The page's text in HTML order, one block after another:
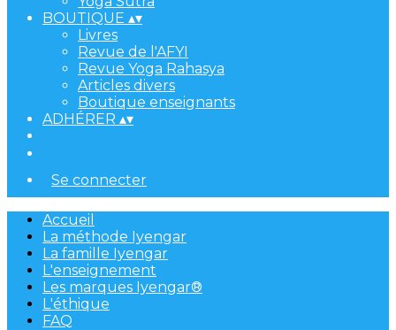
BOUTIQUE ▴▾
Livres
Revue de l'AFYI
Revue Yoga Rahasya
Articles divers
Boutique enseignants
ADHÉRER ▴▾
Se connecter
Accueil
La méthode Iyengar
La famille Iyengar
L'enseignement
Les marques Iyengar®
L'éthique
FAQ